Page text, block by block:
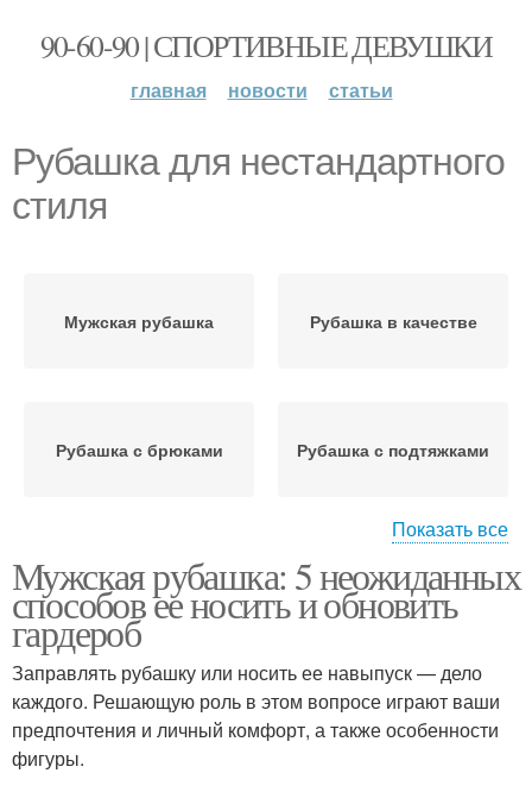
90-60-90 | СПОРТИВНЫЕ ДЕВУШКИ
главная новости статьи
Рубашка для нестандартного
стиля
Мужская рубашка Рубашка в качестве
Рубашка с брюками Рубашка с подтяжками
Рубашка с юбкой Рубашка с пиджаком
Рубашка без пиджака
Рубашка для разных
способов
Показать все
Мужская рубашка: 5 неожиданных
способов ее носить и обновить
гардероб
Заправлять рубашку или носить ее навыпуск — дело
каждого. Решающую роль в этом вопросе играют ваши
предпочтения и личный комфорт, а также особенности
фигуры.